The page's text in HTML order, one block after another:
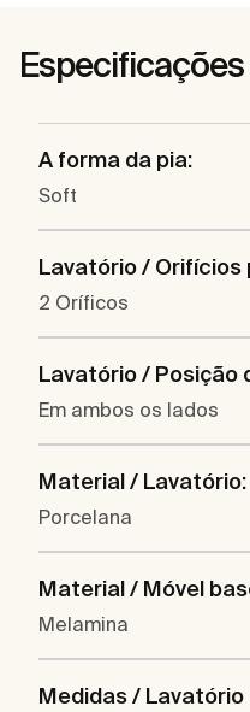
A forma da pia:
Soft
Lavatório / Orifícios
2 Oríficos
Lavatório / Posição
Em ambos os lados
Material / Lavatório:
Porcelana
Material / Móvel
Melamina
Medidas / Lavatório